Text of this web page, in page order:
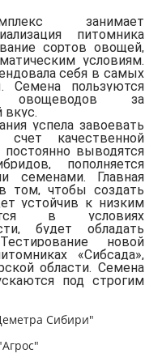
занимает
питомника
сортов овощей,
условиям.
себя в самых
Семена пользуются
овощеводов за
вкус.
успела завоевать
качественной
выводятся
пополняется
семенами. Главная
том, чтобы создать
устойчив к низким
в условиях
будет обладать
новой
«Сибсада»,
области. Семена
под строгим
Сибири"